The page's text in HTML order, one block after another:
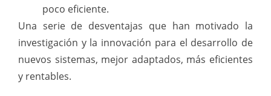
poco eficiente.
Una serie de desventajas que han motivado la
investigación y la innovación para el desarrollo de
nuevos sistemas, mejor adaptados, más eficientes
y rentables.